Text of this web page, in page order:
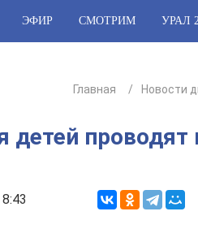
ЭФИР СМОТРИМ УРАЛ
Главная Новости
детей проводят